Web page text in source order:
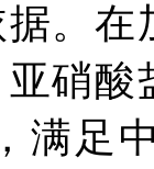
。
硝
满足